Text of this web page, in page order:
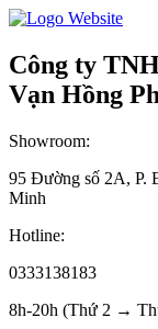
Công ty
Vạn Hồng
Showroom:
95 Đường số 2A, P.
Minh
Hotline:
0333138183
8h-20h (Thứ 2 →